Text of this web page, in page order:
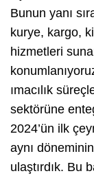
Bunun yanı
kurye, kargo,
hizmetleri
ımacılık
sektörüne
2024’ün ilk
aynı
ulaştırdık. Bu